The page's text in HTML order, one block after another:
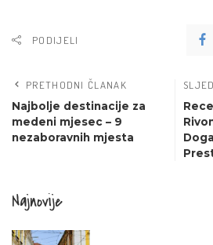
PODIJELI
PRETHODNI ČLANAK
Najbolje destinacije za
medeni mjesec – 9
nezaboravnih mjesta
Najnovije